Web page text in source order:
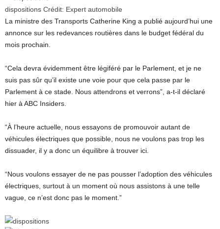
dispositions Crédit: Expert automobile
La ministre des Transports Catherine King a publié aujourd’hui une
annonce sur les redevances routières dans le budget fédéral du
mois prochain.
“Cela devra évidemment être légiféré par le Parlement, et je ne
suis pas sûr qu’il existe une voie pour que cela passe par le
Parlement à ce stade. Nous attendrons et verrons”, a-t-il déclaré
hier à ABC Insiders.
“À l’heure actuelle, nous essayons de promouvoir autant de
véhicules électriques que possible, nous ne voulons pas trop les
dissuader, il y a donc un équilibre à trouver ici.
“Nous voulons essayer de ne pas pousser l’adoption des véhicules
électriques, surtout à un moment où nous assistons à une telle
vague, ce n’est donc pas le moment.”